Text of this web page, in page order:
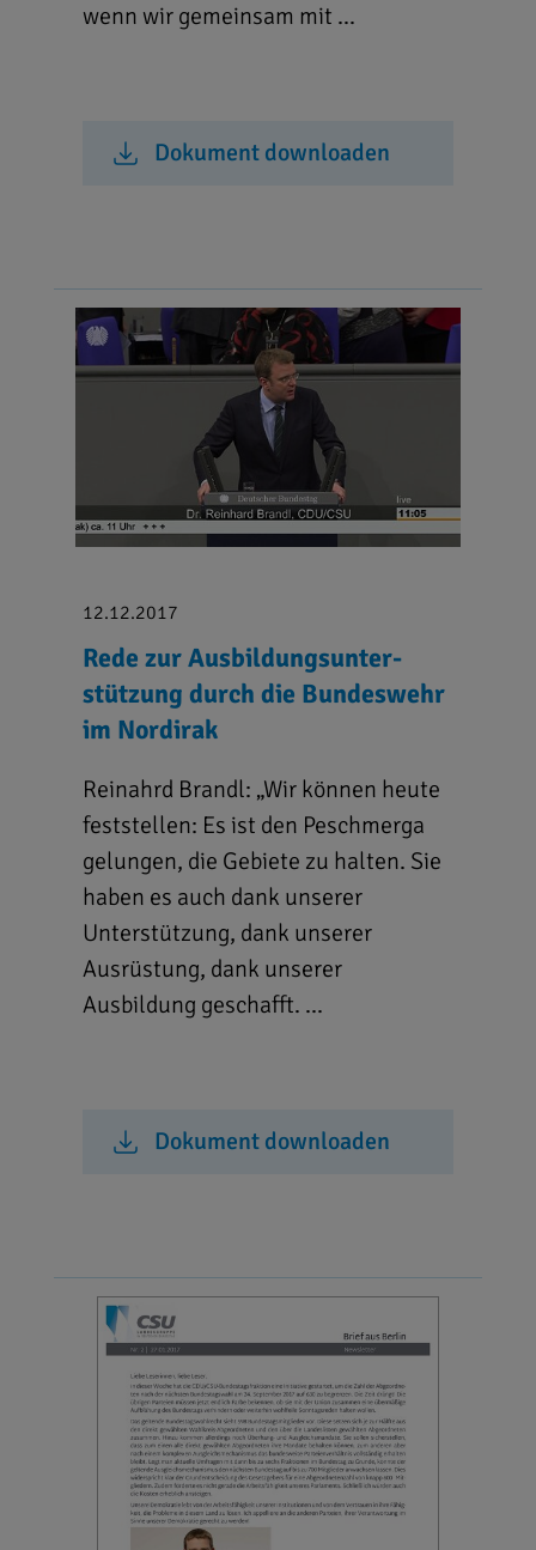
wenn wir gemeinsam mit ...
Dokument downloaden
12.12.2017
Rede zur Ausbil­dungs­unter­
stützung durch die Bundes­wehr
im Nord­irak
Reinahrd Brandl: „Wir können heute
feststellen: Es ist den Peschmerga
gelungen, die Gebiete zu halten. Sie
haben es auch dank unserer
Unterstützung, dank unserer
Ausrüstung, dank unserer
Ausbildung geschafft. ...
Dokument downloaden